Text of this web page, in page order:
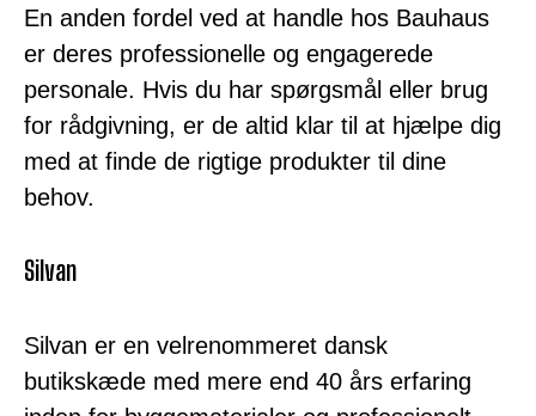
En anden fordel ved at handle hos Bauhaus
er deres professionelle og engagerede
personale. Hvis du har spørgsmål eller brug
for rådgivning, er de altid klar til at hjælpe dig
med at finde de rigtige produkter til dine
behov.
Silvan
Silvan er en velrenommeret dansk
butikskæde med mere end 40 års erfaring